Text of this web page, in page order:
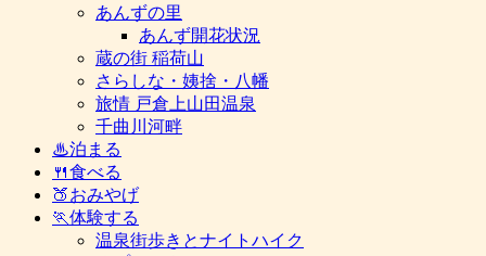
あんずの里
あんず開花状況
蔵の街 稲荷山
さらしな・姨捨・八幡
旅情 戸倉上山田温泉
千曲川河畔
♨泊まる
🍴食べる
🍑おみやげ
🏃体験する
温泉街歩きとナイトハイク